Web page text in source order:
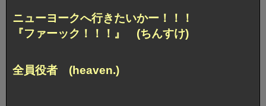
ニューヨークへ行きたいかー！！！
『ファーック！！！』 (ちんすけ)
全員役者 (heaven.)